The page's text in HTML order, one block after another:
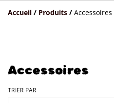
Accueil / Produits / Accessoires
Accessoires
TRIER PAR